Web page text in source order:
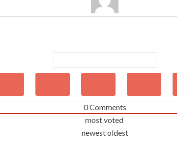
0Comments
most voted
newestoldest